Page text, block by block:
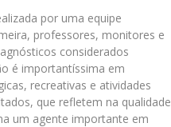
por uma equipe
professores, monitores e
considerados
é importantíssima em
recreativas e atividades
que refletem na qualidade
um agente importante em